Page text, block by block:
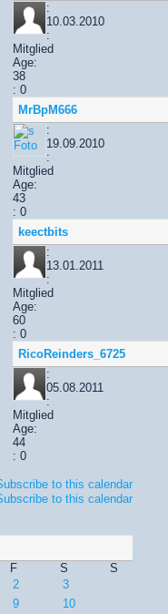
:
10.03.2010
:
Mitglied
Age:
38
: 0
MrBpM666
:
19.09.2010
:
Mitglied
Age:
43
: 0
keectbits
:
13.01.2011
:
Mitglied
Age:
60
: 0
RicoReinders_6725
:
05.08.2011
:
Mitglied
Age:
44
: 0
F S
S
2
3
9 10